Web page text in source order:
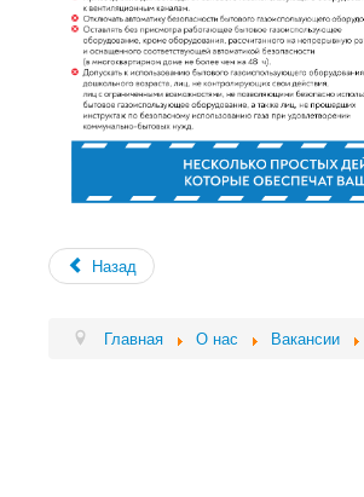
Назад
Главная О нас Вакансии